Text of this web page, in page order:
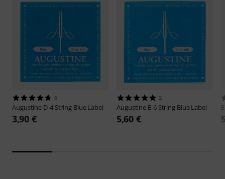
6
Augustine D-4 String Blue Label
3,90 €
2
Augustine E-6 String Blue Label
5,60 €